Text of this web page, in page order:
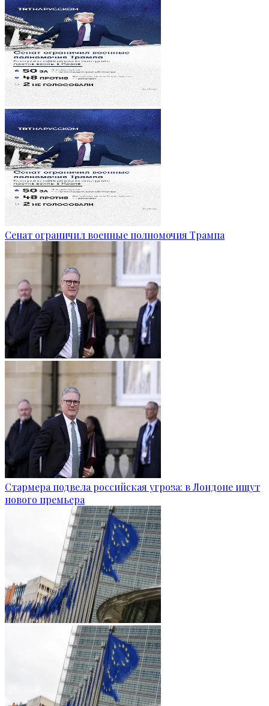
Сенат ограничил военные полномочия Трампа
Стармера подвела российская угроза: в Лондоне ищут
нового премьера